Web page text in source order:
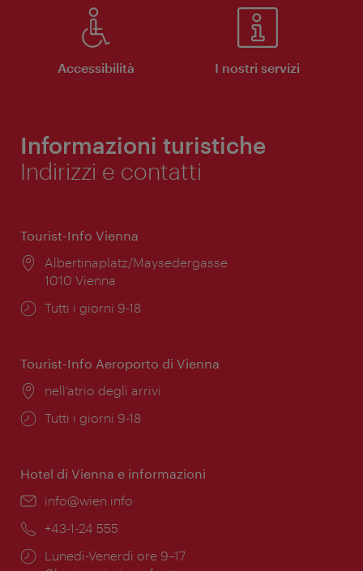
Accessibilità I nostri servizi
Informazioni turistiche
Indirizzi e contatti
Tourist-Info Vienna
Posizione:
Albertinaplatz/Maysedergasse
1010 Vienna
Orari
Tutti i giorni 9-18
Tourist-Info Aeroporto di Vienna
Posizione:
nell’atrio degli arrivi
Orari
Tutti i giorni 9-18
Hotel di Vienna e informazioni
Email:
info@wien.info
Telefono:
+43-1-24 555
Orari
Lunedì-Venerdì ore 9–17